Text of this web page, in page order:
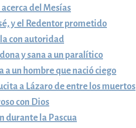
acerca del Mesías
y el Redentor prometido
con autoridad
y sana a un paralítico
a un hombre que nació ciego
a Lázaro de entre los muertos
con Dios
durante la Pascua